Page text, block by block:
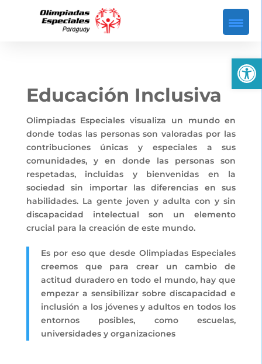
Educación Inclusiva
Olimpiadas Especiales visualiza un mundo en
donde todas las personas son valoradas por las
contribuciones únicas y especiales a sus
comunidades, y en donde las personas son
respetadas, incluidas y bienvenidas en la
sociedad sin importar las diferencias en sus
habilidades. La gente joven y adulta con y sin
discapacidad intelectual son un elemento
crucial para la creación de este mundo.
Es por eso que desde Olimpiadas Especiales
creemos que para crear un cambio de
actitud duradero en todo el mundo, hay que
empezar a sensibilizar sobre discapacidad e
inclusión a los jóvenes y adultos en todos los
entornos posibles, como escuelas,
universidades y organizaciones